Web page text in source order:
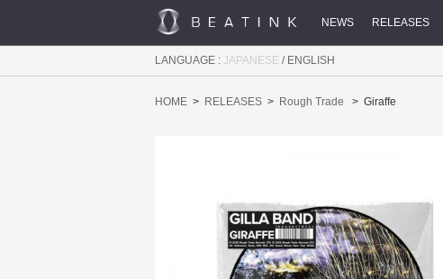
NEWS RELEASES
LANGUAGE : JAPANESE / ENGLISH
HOME RELEASES Rough Trade Giraffe